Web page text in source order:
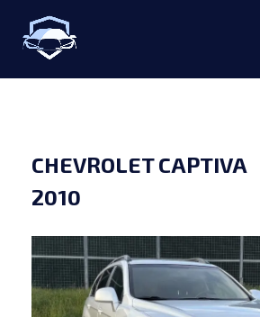
CHEVROLET CAPTIVA
2010